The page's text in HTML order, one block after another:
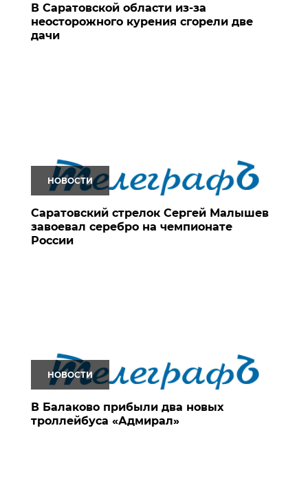
В Саратовской области из-за
неосторожного курения сгорели две
дачи
НОВОСТИ
Саратовский стрелок Сергей Малышев
завоевал серебро на чемпионате
России
НОВОСТИ
В Балаково прибыли два новых
троллейбуса «Адмирал»